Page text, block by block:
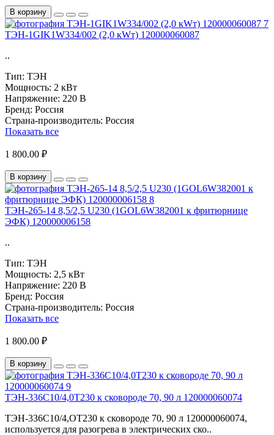
В корзину
ТЭН-1GIK1W334/002 (2,0 кWт) 120000060087
..
Тип: ТЭН
Мощность: 2 кВт
Напряжение: 220 В
Бренд: Россия
Страна-производитель: Россия
Показать все
1 800.00 ₽
В корзину
ТЭН-265-14 8,5/2,5 U230 (1GOL6W382001 к фритюрнице
ЭФК) 120000006158
..
Тип: ТЭН
Мощность: 2,5 кВт
Напряжение: 220 В
Бренд: Россия
Страна-производитель: Россия
Показать все
1 800.00 ₽
В корзину
ТЭН-336С10/4,0Т230 к сковороде 70, 90 л 120000060074
ТЭН-336С10/4,ОТ230 к сковороде 70, 90 л 120000060074,
используется для разогрева в электрических ско..